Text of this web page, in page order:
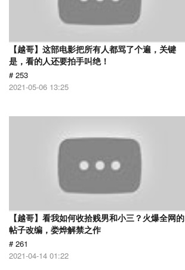
【越哥】这部电影把所有人都骂了个遍，关键
是，看的人还要拍手叫绝！
# 253
2021-05-06 13:25
【越哥】看我如何收拾贱男和小三？火爆全网的
帖子改编，娄烨解禁之作
# 261
2021-04-14 01:22